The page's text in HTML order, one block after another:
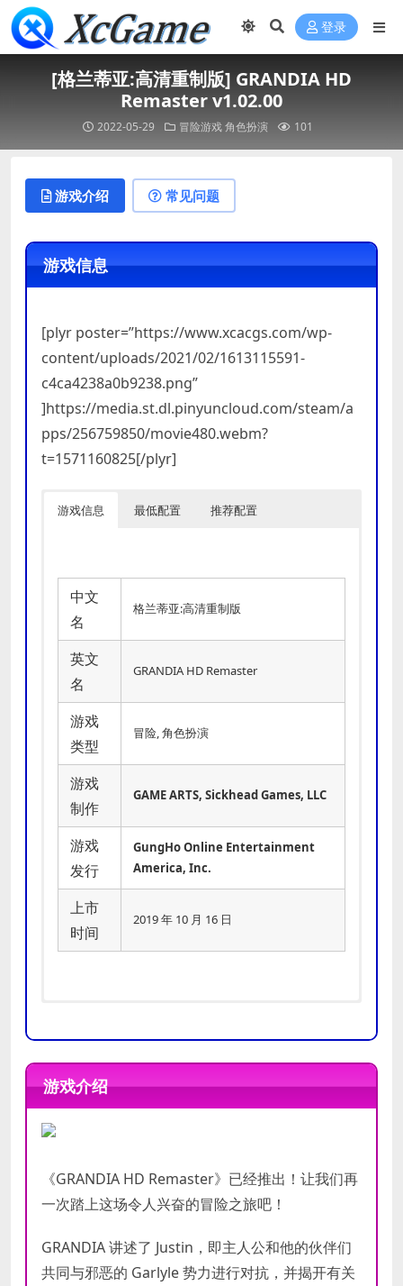
登录
[格兰蒂亚:高清重制版] GRANDIA HD
Remaster v1.02.00
2022-05-29 冒险游戏角色扮演 101
游戏介绍 常见问题
游戏信息
[plyr poster=”https://www.xcacgs.com/wp-
content/uploads/2021/02/1613115591-
c4ca4238a0b9238.png”
]https://media.st.dl.pinyuncloud.com/steam/a
pps/256759850/movie480.webm?
t=1571160825[/plyr]
游戏信息 最低配置 推荐配置
中文
名
格兰蒂亚:高清重制版
英文
名
GRANDIA HD Remaster
游戏
类型
冒险, 角色扮演
游戏
制作
GAME ARTS, Sickhead Games, LLC
游戏
发行
GungHo Online Entertainment
America, Inc.
上市
时间
2019 年 10 月 16 日
最低
推荐
游戏介绍
《GRANDIA HD Remaster》已经推出！让我们再
一次踏上这场令人兴奋的冒险之旅吧！
GRANDIA 讲述了 Justin，即主人公和他的伙伴们
共同与邪恶的 Garlyle 势力进行对抗，并揭开有关